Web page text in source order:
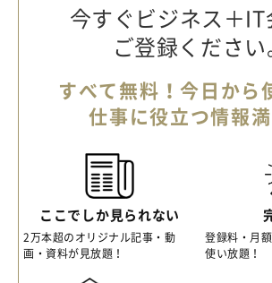
今すぐビジネス＋IT
ご登録ください
すべて無料！今日から
仕事に役立つ情報満
ここでしか見られない
2万本超のオリジナル記事・動
画・資料が見放題！
登録料・月
使い放題！